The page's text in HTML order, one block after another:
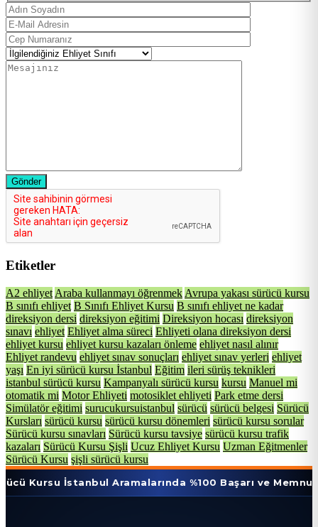
Gönder
Etiketler
A2 ehliyet Araba kullanmayı öğrenmek Avrupa yakası sürücü kursu
B sınıfı ehliyet B Sınıfı Ehliyet Kursu B sınıfı ehliyet ne kadar
direksiyon dersi direksiyon eğitimi Direksiyon hocası direksiyon
sınavı ehliyet Ehliyet alma süreci Ehliyeti olana direksiyon dersi
ehliyet kursu ehliyet kursu kazaları önleme ehliyet nasıl alınır
Ehliyet randevu ehliyet sınav sonuçları ehliyet sınav yerleri ehliyet
yaşı En iyi sürücü kursu İstanbul Eğitim ileri sürüş teknikleri
istanbul sürücü kursu Kampanyalı sürücü kursu kursu Manuel mi
otomatik mi Motor Ehliyeti motosiklet ehliyeti Park etme dersi
Simülatör eğitimi surucukursuistanbul sürücü sürücü belgesi Sürücü
Kursları sürücü kursu sürücü kursu dönemleri sürücü kursu sorular
Sürücü kursu sınavları Sürücü kursu tavsiye sürücü kursu trafik
kazaları Sürücü Kursu Şişli Ucuz Ehliyet Kursu Uzman Eğitmenler
Sürücü Kursu şişli sürücü kursu
İstanbul Aramalarında %100 Başarı ve Memnuniyet